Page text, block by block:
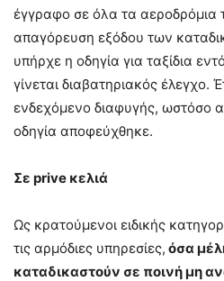
έγγραφο σε όλα τα αεροδρόμια
απαγόρευση εξόδου των
υπήρχε η οδηγία για ταξίδια
γίνεται διαβατηριακός έλεγχο.
ενδεχόμενο διαφυγής, ωστόσο
οδηγία αποφεύχθηκε.
Σε prive κελιά
Ως κρατούμενοι ειδικής
τις αρμόδιες υπηρεσίες, όσα
καταδικαστούν σε ποινή μη